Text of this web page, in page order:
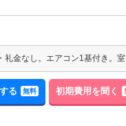
る 無料 初期費用を聞く